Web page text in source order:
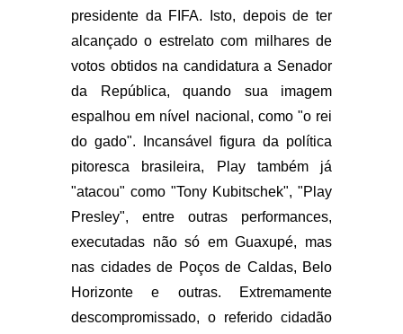
presidente da FIFA. Isto, depois de ter
alcançado o estrelato com milhares de
votos obtidos na candidatura a Senador
da República, quando sua imagem
espalhou em nível nacional, como "o rei
do gado". Incansável figura da política
pitoresca brasileira, Play também já
"atacou" como "Tony Kubitschek", "Play
Presley", entre outras performances,
executadas não só em Guaxupé, mas
nas cidades de Poços de Caldas, Belo
Horizonte e outras. Extremamente
descompromissado, o referido cidadão